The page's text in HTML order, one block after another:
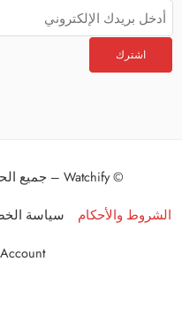
© Watchify – جميع الحقوق محفوظة ٢٠١٣–٢٠٢٦
الشروط والأحكام سياسة